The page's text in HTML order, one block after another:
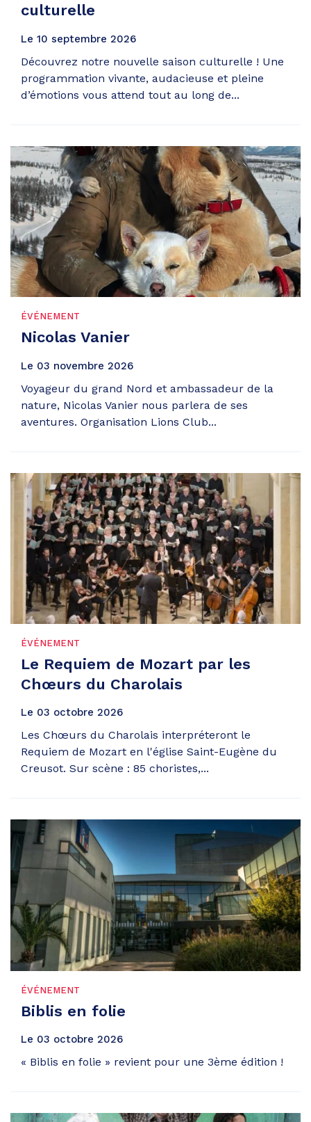
culturelle
Le 10 septembre 2026
Découvrez notre nouvelle saison culturelle ! Une
programmation vivante, audacieuse et pleine
d’émotions vous attend tout au long de...
ÉVÉNEMENT
Nicolas Vanier
Le 03 novembre 2026
Voyageur du grand Nord et ambassadeur de la
nature, Nicolas Vanier nous parlera de ses
aventures. Organisation Lions Club...
ÉVÉNEMENT
Le Requiem de Mozart par les
Chœurs du Charolais
Le 03 octobre 2026
Les Chœurs du Charolais interpréteront le
Requiem de Mozart en l'église Saint-Eugène du
Creusot. Sur scène : 85 choristes,...
ÉVÉNEMENT
Biblis en folie
Le 03 octobre 2026
« Biblis en folie » revient pour une 3ème édition !